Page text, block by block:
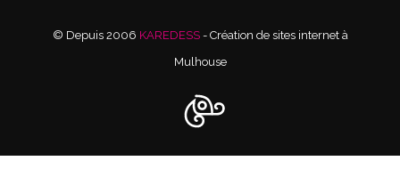
© Depuis 2006 KAREDESS- Création de sites internet à
Mulhouse